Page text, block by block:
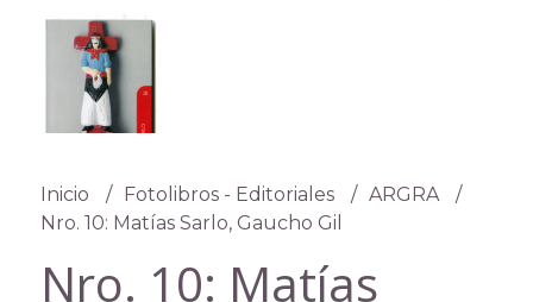
Inicio Fotolibros - Editoriales
ARGRA
Nro. 10: Matías Sarlo, Gaucho Gil
Nro. 10: Matías